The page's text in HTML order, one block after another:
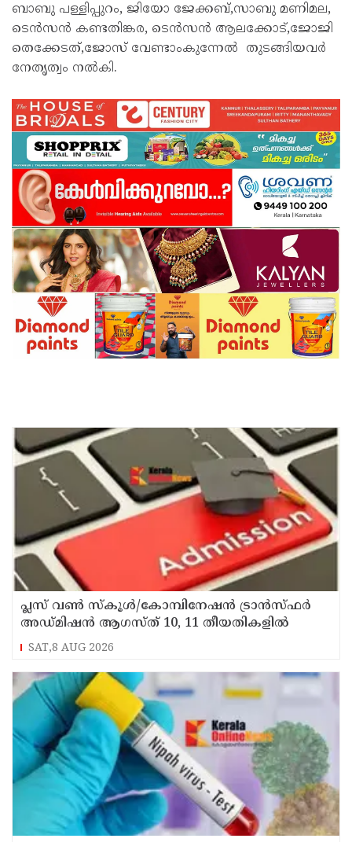
ബാബു പള്ളിപ്പുറം, ജിയോ ജേക്കബ്,സാബു മണിമല,
ടെൻസൻ കണ്ടതിങ്കര, ടെൻസൻ ആലക്കോട്,ജോജി
തെക്കേടത്,ജോസ് വേണ്ടാംകുന്നേൽ തുടങ്ങിയവർ
നേതൃത്വം നൽകി.
പ്ലസ് വൺ സ്‌കൂൾ/കോമ്പിനേഷൻ ട്രാൻസ്ഫർ
അഡ്മിഷൻ ആഗസ്ത് 10, 11 തീയതികളിൽ
SAT,8 AUG 2026